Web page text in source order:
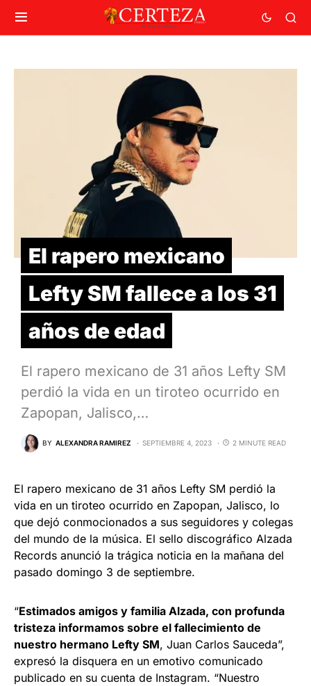
El rapero mexicano
Lefty SM fallece a los 31
años de edad
El rapero mexicano de 31 años Lefty SM
perdió la vida en un tiroteo ocurrido en
Zapopan, Jalisco,…
BY ALEXANDRA RAMIREZ SEPTIEMBRE 4, 2023 2 MINUTE READ
El rapero mexicano de 31 años Lefty SM perdió la
vida en un tiroteo ocurrido en Zapopan, Jalisco, lo
que dejó conmocionados a sus seguidores y colegas
del mundo de la música. El sello discográfico Alzada
Records anunció la trágica noticia en la mañana del
pasado domingo 3 de septiembre.
“Estimados amigos y familia Alzada, con profunda
tristeza informamos sobre el fallecimiento de
nuestro hermano Lefty SM, Juan Carlos Sauceda”,
expresó la disquera en un emotivo comunicado
publicado en su cuenta de Instagram. “Nuestro